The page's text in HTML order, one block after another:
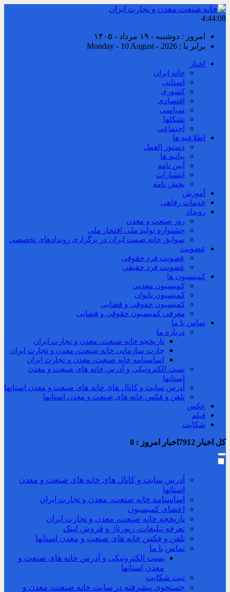
4:44:08
امروز : دوشنبه - ۱۹ مرداد - ۱۴۰۵
برابر با : Monday - 10 August - 2026
اخبار
خانه ایران
استانی
کشوری
اقتصادی
سیاسی
تشکلها
اجتماعی
اطلاعیه ها
دستور العمل
بیانیه ها
آیین نامه
انتشارات
بخش نامه
آموزش
خدمات رفاهی
رویداد
روز صنعت و معدن
جشنواره تولید ملی افتخار ملی
سوابق خانه صمت ایران در برگزاری رویدادهای تخصصی
عضویت
عضویت فرد حقوقی
عضویت فرد حقیقی
کمیسیون ها
کمیسیون معدنی
کمیسیون بانوان
کمیسیون حقوقی و قضایی
معرفی کمیسیون حقوقی و قضایی
تماس با ما
درباره ما
تاریخچه خانه صنعت، معدن و تجارت ایران
چارت سازمانی خانه صنعت، معدن و تجارت ایران
اساسنامه خانه صنعت، معدن و تجارت ایران
پست الکترونیکی و آدرس خانه های صنعت و معدن
استانها
آدرس سایت و کانال های خانه های صنعت و معدن استانها
تلفن و فکس خانه های صنعت و معدن استانها
عکس
فیلم
شکایت
کل اخبار اخبار امروز : 0
آدرس سایت و کانال های خانه های صنعت و معدن
استانها
اساسنامه خانه صنعت، معدن و تجارت ایران
اعضای کمیسیون
تاریخچه خانه صنعت، معدن و تجارت ایران
تعرفه تبلیغات، رپورتاژ و فروش لینک
تلفن و فکس خانه های صنعت و معدن استانها
تماس با ما
پست الکترونیکی و آدرس خانه های صنعت و
معدن استانها
ثبت شکایت
جستجوی پیشرفته در سایت خانه صنعت، معدن و